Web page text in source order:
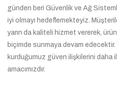
günden beri Güvenlik ve Ağ
iyi olmayı hedeflemekteyiz.
yarın da kaliteli hizmet vererek,
biçimde sunmaya devam edecektir.
kurduğumuz güven ilişkilerini daha
amacımızdır.